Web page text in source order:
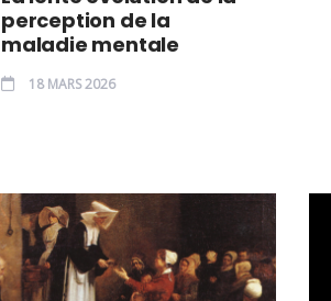
perception de la
maladie mentale
18 MARS 2026